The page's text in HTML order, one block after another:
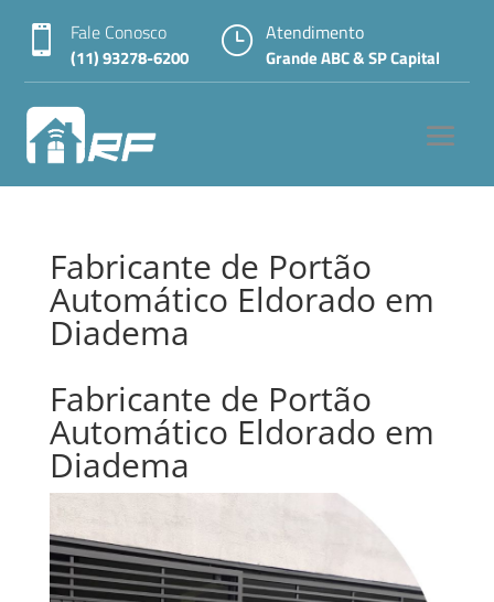
 Fale Conosco
(11) 93278-6200
} Atendimento
Grande ABC & SP Capital
Fabricante de Portão
Automático Eldorado em
Diadema
Fabricante de Portão
Automático Eldorado em
Diadema